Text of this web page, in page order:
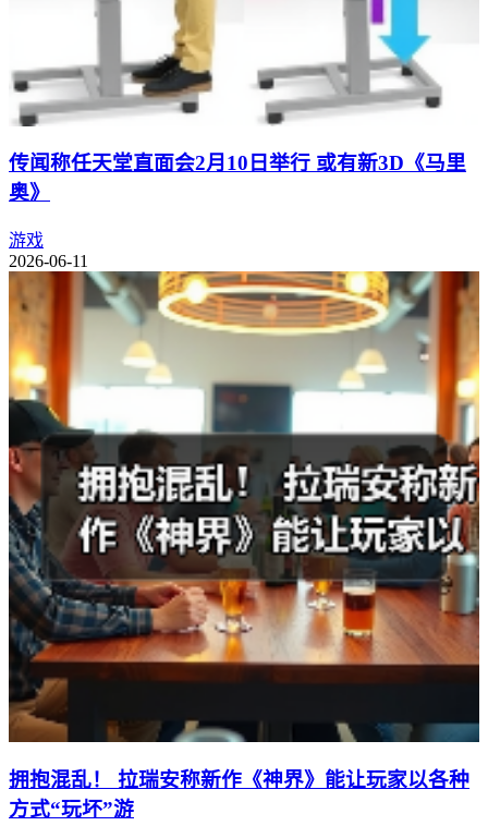
传闻称任天堂直面会2月10日举行 或有新3D《马里
奥》
游戏
2026-06-11
拥抱混乱！ 拉瑞安称新作《神界》能让玩家以各种
方式“玩坏”游